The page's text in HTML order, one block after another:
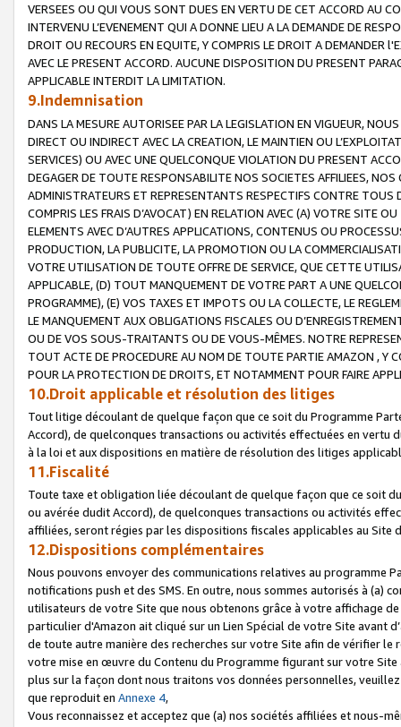
VERSEES OU QUI VOUS SONT DUES EN VERTU DE CET ACCORD AU
INTERVENU L’EVENEMENT QUI A DONNE LIEU A LA DEMANDE DE
DROIT OU RECOURS EN EQUITE, Y COMPRIS LE DROIT A DEMANDER
AVEC LE PRESENT ACCORD. AUCUNE DISPOSITION DU PRESENT
APPLICABLE INTERDIT LA LIMITATION.
9.Indemnisation
DANS LA MESURE AUTORISEE PAR LA LEGISLATION EN VIGUEUR,
DIRECT OU INDIRECT AVEC LA CREATION, LE MAINTIEN OU
SERVICES) OU AVEC UNE QUELCONQUE VIOLATION DU PRESENT
DEGAGER DE TOUTE RESPONSABILITE NOS SOCIETES AFFILIEES,
ADMINISTRATEURS ET REPRESENTANTS RESPECTIFS CONTRE
COMPRIS LES FRAIS D’AVOCAT) EN RELATION AVEC (A) VOTRE SITE
ELEMENTS AVEC D’AUTRES APPLICATIONS, CONTENUS OU
PRODUCTION, LA PUBLICITE, LA PROMOTION OU LA
VOTRE UTILISATION DE TOUTE OFFRE DE SERVICE, QUE CETTE
APPLICABLE, (D) TOUT MANQUEMENT DE VOTRE PART A UNE
PROGRAMME), (E) VOS TAXES ET IMPOTS OU LA COLLECTE, LE
LE MANQUEMENT AUX OBLIGATIONS FISCALES OU
OU DE VOS SOUS-TRAITANTS OU DE VOUS-MÊMES. NOTRE
TOUT ACTE DE PROCEDURE AU NOM DE TOUTE PARTIE AMAZON , Y
POUR LA PROTECTION DE DROITS, ET NOTAMMENT POUR FAIRE
10.Droit applicable et résolution des litiges
Tout litige découlant de quelque façon que ce soit du Programme
Accord), de quelconques transactions ou activités effectuées en vertu
à la loi et aux dispositions en matière de résolution des litiges
11.Fiscalité
Toute taxe et obligation liée découlant de quelque façon que ce soit
ou avérée dudit Accord), de quelconques transactions ou activités
affiliées, seront régies par les dispositions fiscales applicables au Site
12.Dispositions complémentaires
Nous pouvons envoyer des communications relatives au programme
notifications push et des SMS. En outre, nous sommes autorisés à
utilisateurs de votre Site que nous obtenons grâce à votre affichage
particulier d'Amazon ait cliqué sur un Lien Spécial de votre Site avant
de toute autre manière des recherches sur votre Site afin de vérifier
votre mise en œuvre du Contenu du Programme figurant sur votre
plus sur la façon dont nous traitons vos données personnelles,
que reproduit en Annexe 4,
Vous reconnaissez et acceptez que (a) nos sociétés affiliées et nous-